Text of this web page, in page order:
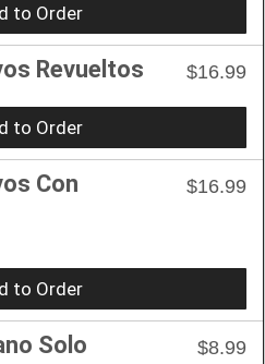
to Order
Revueltos $16.99
to Order
Con
$16.99
to Order
Solo
$8.99